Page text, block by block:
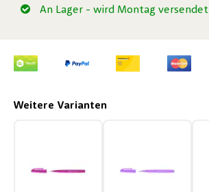
An Lager - wird Montag versendet
Weitere Varianten